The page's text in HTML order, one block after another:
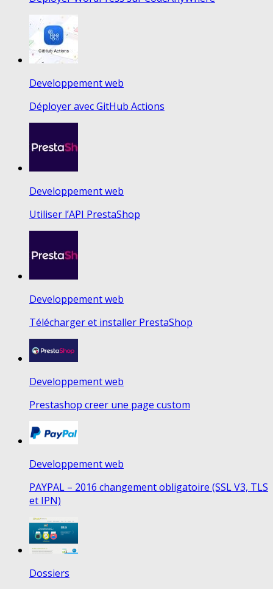
Developpement web
Déployer avec GitHub Actions
Developpement web
Utiliser l’API PrestaShop
Developpement web
Télécharger et installer PrestaShop
Developpement web
Prestashop creer une page custom
Developpement web
PAYPAL – 2016 changement obligatoire (SSL V3, TLS
et IPN)
Dossiers